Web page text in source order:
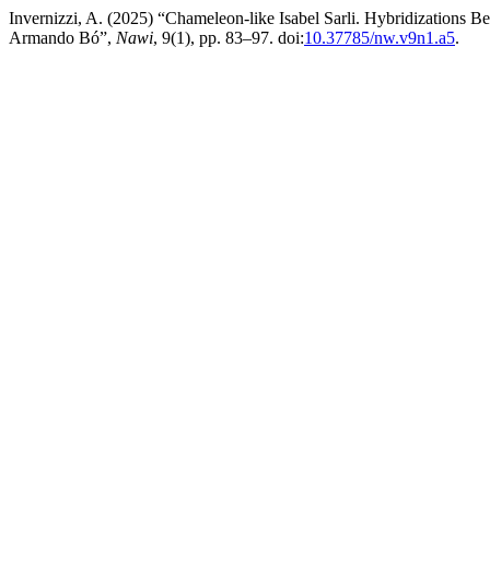
Invernizzi, A. (2025) “Chameleon-like Isabel Sarli. Hybridizations
Armando Bó”, Nawi, 9(1), pp. 83–97. doi:10.37785/nw.v9n1.a5.